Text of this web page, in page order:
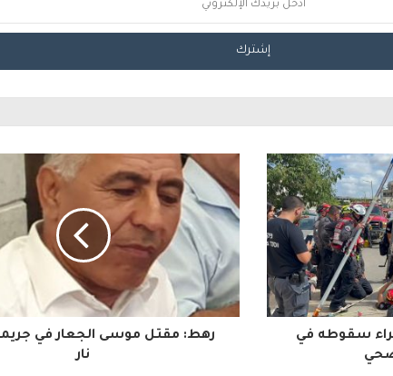
سقوطه في
رهط: مقتل موسى الجعار في
نار